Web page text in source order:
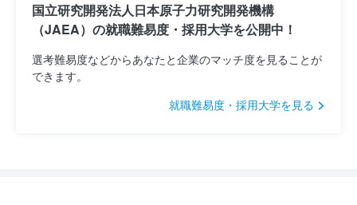
国立研究開発法人日本原子力研究開発機構
（JAEA）の就職難易度・採用大学を公開中！
選考難易度などからあなたと企業のマッチ度を見ることが
できます。
就職難易度・採用大学を見る